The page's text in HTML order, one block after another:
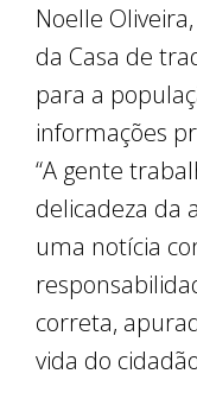
Noelle
da Casa de
para a
informações
“A gente
delicadeza da
uma notícia
correta,
vida do